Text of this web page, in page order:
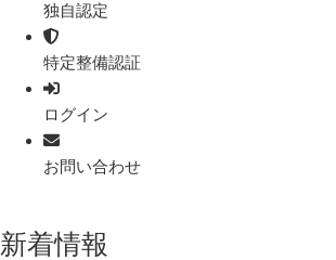
独自認定
特定整備認証
ログイン
お問い合わせ
新着情報